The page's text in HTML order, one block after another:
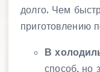
долго. Чем
приготовлению
В
способ, но